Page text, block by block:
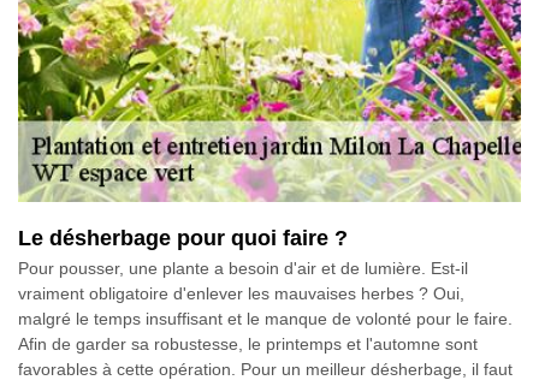
Le désherbage pour quoi faire ?
Pour pousser, une plante a besoin d'air et de lumière. Est-il
vraiment obligatoire d'enlever les mauvaises herbes ? Oui,
malgré le temps insuffisant et le manque de volonté pour le faire.
Afin de garder sa robustesse, le printemps et l'automne sont
favorables à cette opération. Pour un meilleur désherbage, il faut